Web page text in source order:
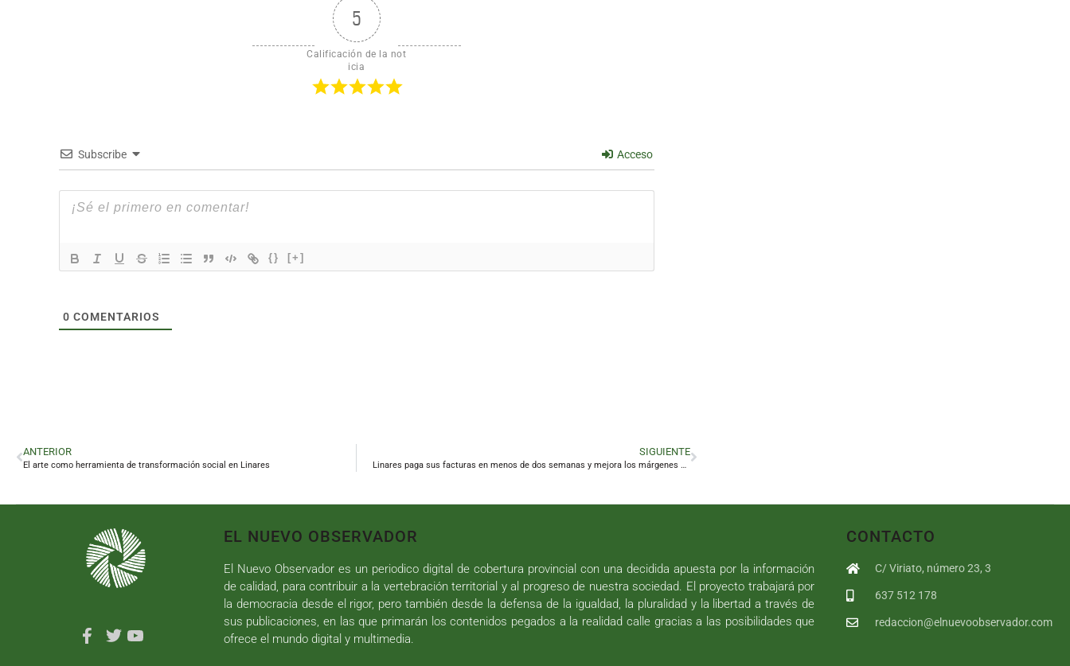
5
Calificación de la not
icia
Subscribe Acceso
{} [+]
0 COMENTARIOS
ANTERIOR
El arte como herramienta de transformación social en Linares
SIGUIENTE
Linares paga sus facturas en menos de dos semanas y mejora los márgenes exigidos por la ley
EL NUEVO OBSERVADOR
El Nuevo Observador es un periodico digital de cobertura provincial con una decidida apuesta por la información
de calidad, para contribuir a la vertebración territorial y al progreso de nuestra sociedad. El proyecto trabajará por
la democracia desde el rigor, pero también desde la defensa de la igualdad, la pluralidad y la libertad a través de
sus publicaciones, en las que primarán los contenidos pegados a la realidad calle gracias a las posibilidades que
ofrece el mundo digital y multimedia.
CONTACTO
C/ Viriato, número 23, 3
637 512 178
redaccion@elnuevoobservador.com